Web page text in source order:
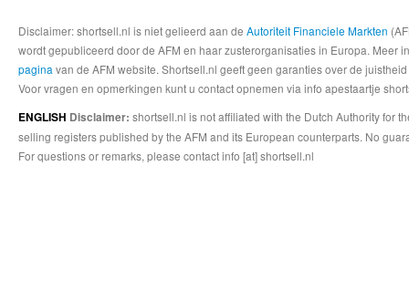
Disclaimer: shortsell.nl is niet gelieerd aan de Autoriteit Financiele Markten
wordt gepubliceerd door de AFM en haar zusterorganisaties in Europa.
pagina van de AFM website. Shortsell.nl geeft geen garanties over de
Voor vragen en opmerkingen kunt u contact opnemen via info apestaartje
ENGLISH Disclaimer: shortsell.nl is not affiliated with the Dutch Authority for
selling registers published by the AFM and its European counterparts. No
For questions or remarks, please contact info [at] shortsell.nl